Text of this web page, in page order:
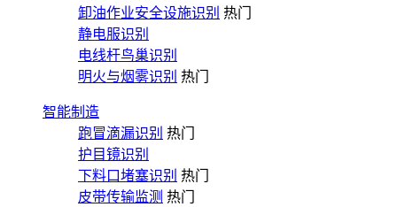
卸油作业安全设施识别 热门
静电服识别
电线杆鸟巢识别
明火与烟雾识别 热门
智能制造
跑冒滴漏识别 热门
护目镜识别
下料口堵塞识别 热门
皮带传输监测 热门